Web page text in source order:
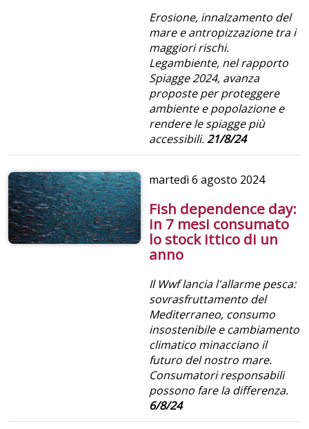
Erosione, innalzamento del
mare e antropizzazione tra i
maggiori rischi.
Legambiente, nel rapporto
Spiagge 2024, avanza
proposte per proteggere
ambiente e popolazione e
rendere le spiagge più
accessibili.21/8/24
martedì6 agosto 2024
Fish dependence day:
in 7 mesi consumato
lo stock ittico di un
anno
Il Wwf lancia l'allarme pesca:
sovrasfruttamento del
Mediterraneo, consumo
insostenibile e cambiamento
climatico minacciano il
futuro del nostro mare.
Consumatori responsabili
possono fare la differenza.
6/8/24